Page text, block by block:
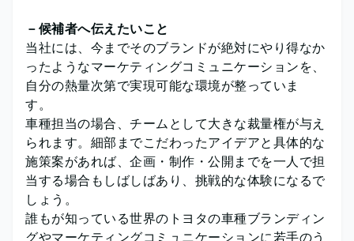
－候補者へ伝えたいこと
当社には、今までそのブランドが絶対にやり得なか
ったようなマーケティングコミュニケーションを、
自分の熱量次第で実現可能な環境が整っていま
す。
車種担当の場合、チームとして大きな裁量権が与え
られます。細部までこだわったアイデアと具体的な
施策案があれば、企画・制作・公開までを一人で担
当する場合もしばしばあり、挑戦的な体験になるで
しょう。
誰もが知っている世界のトヨタの車種ブランディン
グやマーケティングコミュニケーションに若手のう